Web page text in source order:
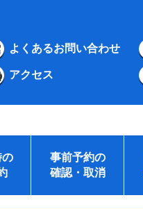
よくあるお問い合わせ
アクセス
事前予約の
確認・取消